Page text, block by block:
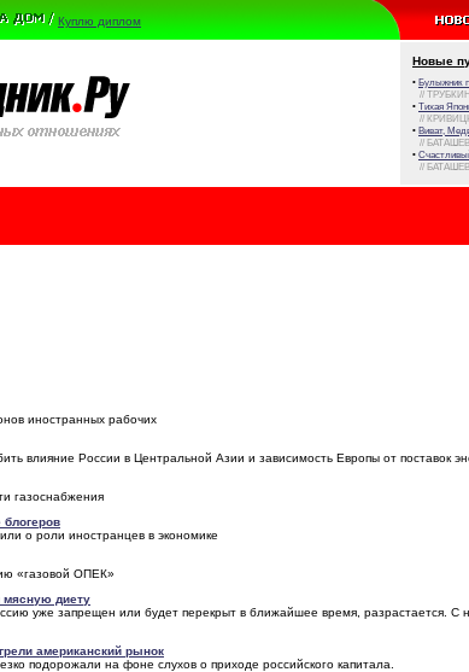
Куплю диплом
Новые
• Булыжник
//
• Тихая
//
• Виват,
// БАТАШЕВ
•
// БАТАШЕВ
иностранных рабочих
влияние России в Центральной Азии и зависимость Европы от поставок
газоснабжения
блогеров
о роли иностранцев в экономике
«газовой ОПЕК»
мясную диету
уже запрещен или будет перекрыт в ближайшее время, разрастается. С
американский рынок
подорожали на фоне слухов о приходе российского капитала.